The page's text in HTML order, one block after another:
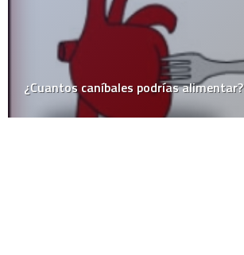
¿Cuantos caníbales podrías alimentar?